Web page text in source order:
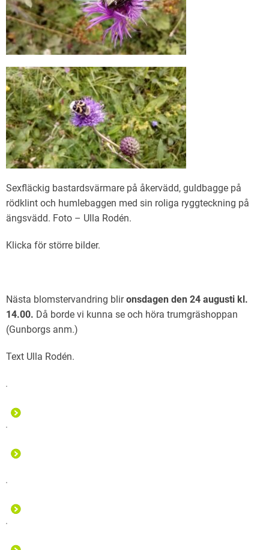
Sexfläckig bastardsvärmare på åkervädd, guldbagge på
rödklint och humlebaggen med sin roliga ryggteckning på
ängsvädd. Foto – Ulla Rodén.
Klicka för större bilder.
Nästa blomstervandring blironsdagen den 24 augusti kl.
14.00. Då borde vi kunna se och höra trumgräshoppan
(Gunborgs anm.)
Text Ulla Rodén.